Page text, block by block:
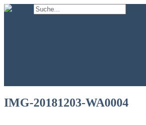
Skip
IMG-20181203-WA0004